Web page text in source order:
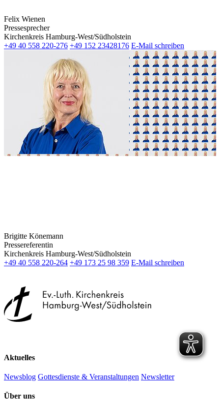
Felix Wienen
Pressesprecher
Kirchenkreis Hamburg-West/Südholstein
+49 40 558 220-276 +49 152 23428176 E-Mail schreiben
Brigitte Könemann
Pressereferentin
Kirchenkreis Hamburg-West/Südholstein
+49 40 558 220-264 +49 173 25 98 359 E-Mail schreiben
Aktuelles
Newsblog Gottesdienste & Veranstaltungen Newsletter
Über uns